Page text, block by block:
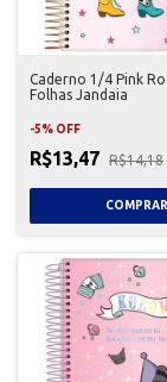
Caderno 1/4 Pink
Folhas Jandaia
-5% OFF
R$13,47 R$14,18